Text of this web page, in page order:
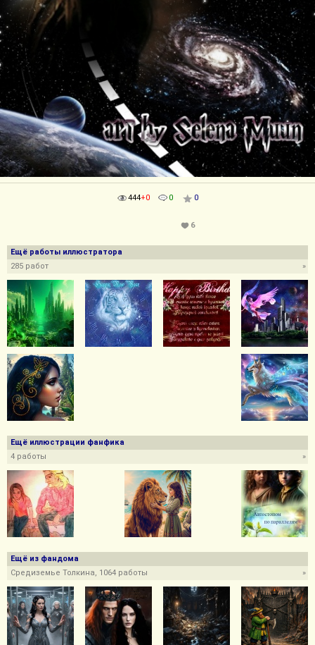
444+0 0 0
6
Ещё работы иллюстратора
»
285 работ
Ещё иллюстрации фанфика
4 работы
»
Ещё из фандома
»
Средиземье Толкина, 1064 работы